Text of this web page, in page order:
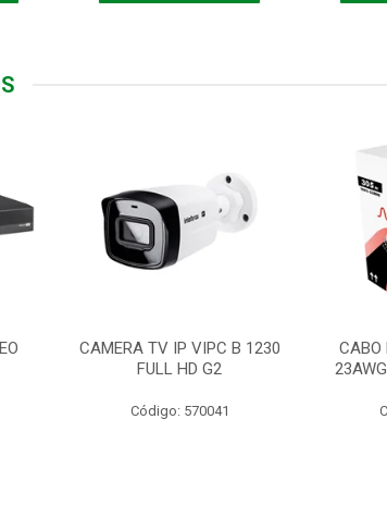
CAMERA TV IP VIPC B 1230
FULL HD G2
Código: 570041
CABO